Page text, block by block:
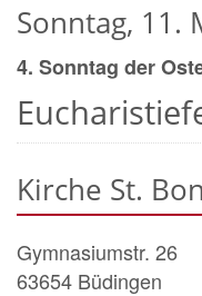
Sonntag, 11.
4. Sonntag der
Kirche St.
Gymnasiumstr. 26
63654 Büdingen